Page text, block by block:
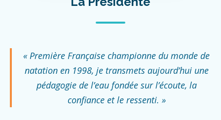
« Première Française championne du monde de
natation en 1998, je transmets aujourd’hui une
pédagogie de l’eau fondée sur l’écoute, la
confiance et le ressenti. »